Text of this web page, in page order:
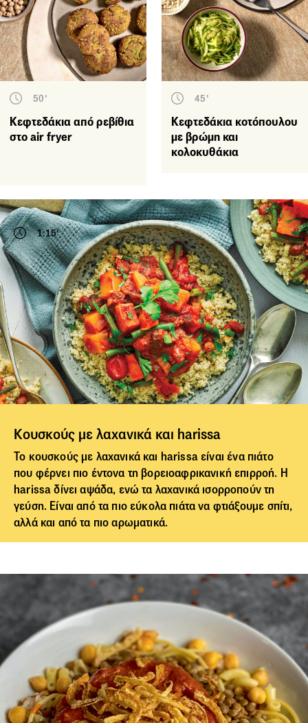
50'
Κεφτεδάκια από ρεβίθια
στο air fryer
45'
Κεφτεδάκια κοτόπουλου
με βρώμη και
κολοκυθάκια
1:15'
Κουσκούς με λαχανικά και harissa
Το κουσκούςμε λαχανικά και harissa είναι ένα πιάτο
που φέρνει πιο έντονα τη βορειοαφρικανική επιρροή. Η
harissa δίνει αψάδα, ενώ τα λαχανικά ισορροπούν τη
γεύση. Είναι από τα πιο εύκολα πιάτα να φτιάξουμε σπίτι,
αλλά και από τα πιο αρωματικά.